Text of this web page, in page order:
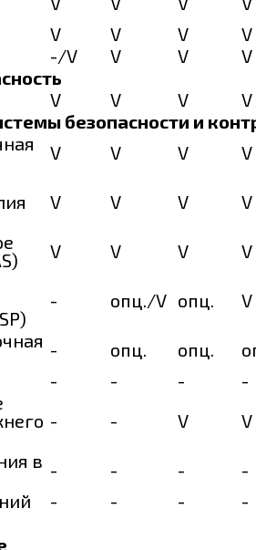
V V V
V
-/V V V
V
V V V
V
безопасности и
V V V
V
V V V
V
V V V
V
- опц./V опц.
V
- опц. опц.
- - -
-
- - V
V
в - - -
-
- - -
-